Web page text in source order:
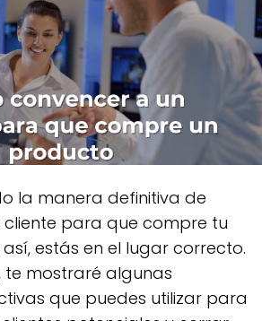
la manera definitiva de
para que compre tu
estás en el lugar correcto.
te mostraré algunas
que puedes utilizar para